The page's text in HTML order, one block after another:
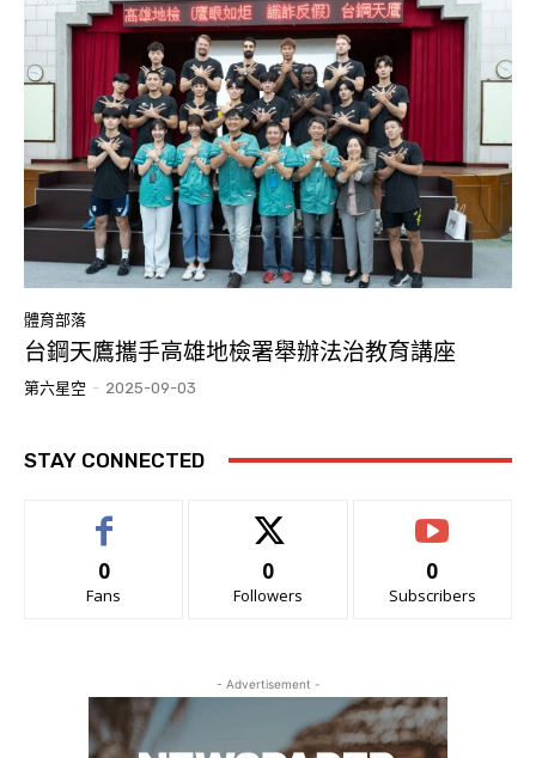
體育部落
台鋼天鷹攜手高雄地檢署舉辦法治教育講座
第六星空 - 2025-09-03
STAY CONNECTED
0
Fans
0
Followers
0
Subscribers
- Advertisement -